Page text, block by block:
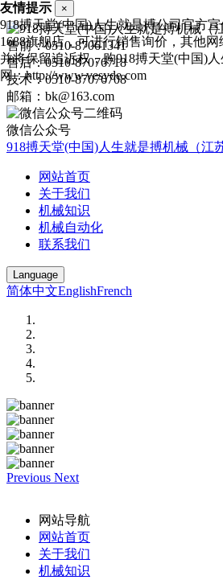
售前：0510-87061341
售后：0510-87076718
技术：0510-87076708
邮箱：bk@163.com
微信公众号
918搏天堂(中国)人生就是搏机械（江
网站首页
关于我们
机械知识
机械自动化
联系我们
Language
简体中文EnglishFrench
Previous Next
网站导航
网站首页
关于我们
机械知识
友情提示 ×
918搏天堂(中国)人生就是搏公司官方
1688旗舰店，可进行销售询价，其他网
并将保留追诉权，购918搏天堂(中国)
网：http://www.vesyde.com